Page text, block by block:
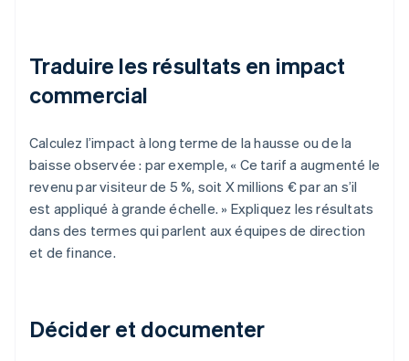
Traduire les résultats en impact
commercial
Calculez l’impact à long terme de la hausse ou de la
baisse observée : par exemple, « Ce tarif a augmenté le
revenu par visiteur de 5 %, soit X millions € par an s’il
est appliqué à grande échelle. » Expliquez les résultats
dans des termes qui parlent aux équipes de direction
et de finance.
Décider et documenter